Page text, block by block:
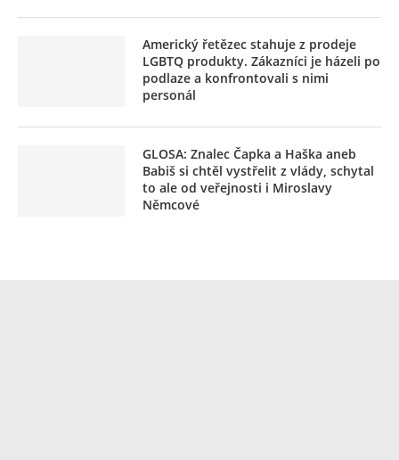
Americký řetězec stahuje z prodeje
LGBTQ produkty. Zákazníci je házeli po
podlaze a konfrontovali s nimi
personál
GLOSA: Znalec Čapka a Haška aneb
Babiš si chtěl vystřelit z vlády, schytal
to ale od veřejnosti i Miroslavy
Němcové